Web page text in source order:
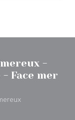
-
Face mer
((opent in een